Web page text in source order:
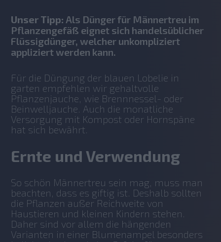
Unser Tipp: Als Dünger für Männertreu im
Pflanzengefäß eignet sich handelsüblicher
Flüssigdünger, welcher unkompliziert
appliziert werden kann.
Für die Düngung der blauen Lobelie in
garten empfehlen wir gehaltvolle
Pflanzenjauche, wie Brennnessel- oder
Beinwelljauche. Auch die monatliche
Versorgung mit Kompost oder Hornspäne
hat sich bewährt.
Ernte und Verwendung
So schön Männertreu sein mag, muss man
beachten, dass es giftig ist. Deshalb sollten
die Pflanzen außer Reichweite von
Haustieren und kleinen Kindern stehen.
Daher sind vor allem die hängenden
Varianten in einer Blumenampel besonders